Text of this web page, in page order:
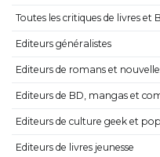
Toutes les critiques de livres et
Editeurs généralistes
Editeurs de romans et
Editeurs de BD, mangas et
Editeurs de culture geek et pop
Editeurs de livres jeunesse